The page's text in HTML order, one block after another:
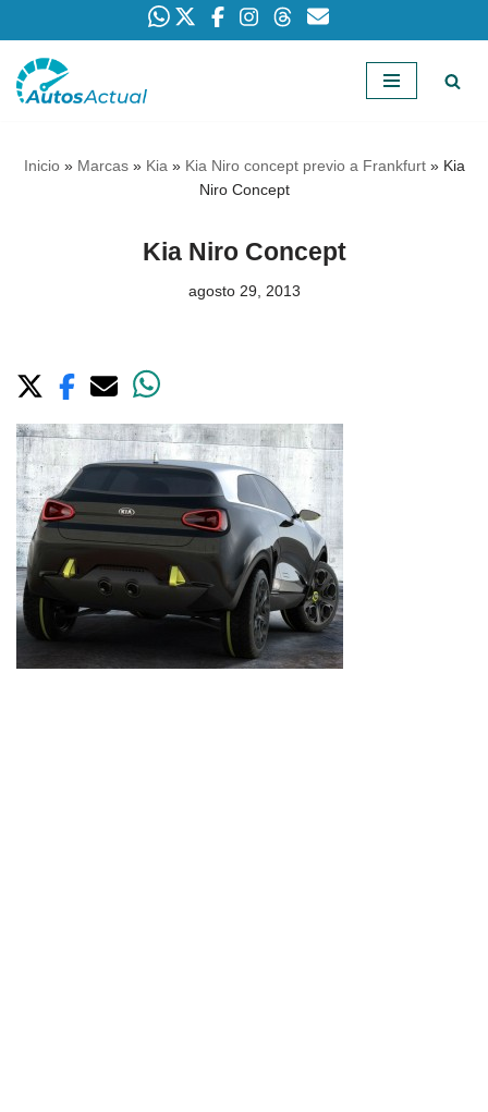
Saltar
Inicio» Marcas» Kia » Kia Niro concept previo a Frankfurt» Kia
Niro Concept
Kia Niro Concept
agosto 29, 2013